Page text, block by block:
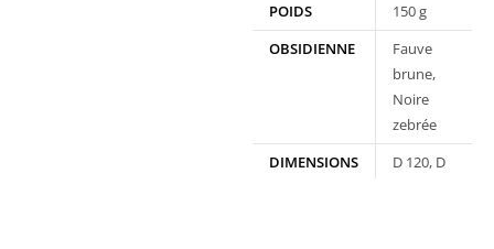
POIDS
150 g
OBSIDIENNE
Fauve
brune,
Noire
zebrée
DIMENSIONS
D 120, D